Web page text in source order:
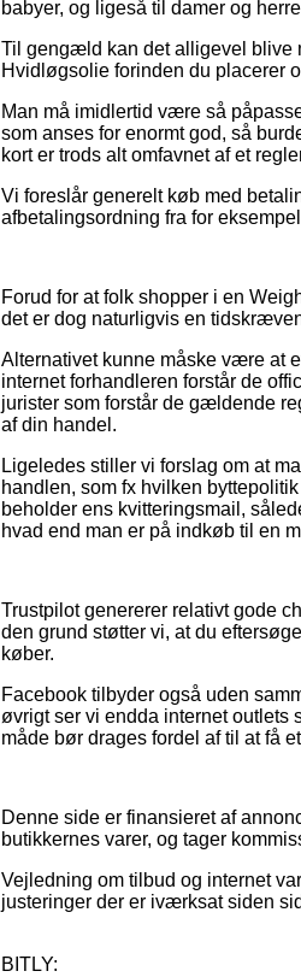
babyer, og ligeså til damer og
Til gengæld kan det alligevel blive
Hvidløgsolie forinden du placerer
Man må imidlertid være så
som anses for enormt god, så
kort er trods alt omfavnet af et
Vi foreslår generelt køb med
afbetalingsordning fra for
Forud for at folk shopper i en
det er dog naturligvis en
Alternativet kunne måske være at
internet forhandleren forstår de
jurister som forstår de gældende
af din handel.
Ligeledes stiller vi forslag om at
handlen, som fx hvilken
beholder ens kvitteringsmail,
hvad end man er på indkøb til en
Trustpilot genererer relativt gode
den grund støtter vi, at du
køber.
Facebook tilbyder også uden
øvrigt ser vi endda internet outlets
måde bør drages fordel af til at få
Denne side er finansieret af
butikkernes varer, og tager
Vejledning om tilbud og internet
justeringer der er iværksat siden
BITLY: